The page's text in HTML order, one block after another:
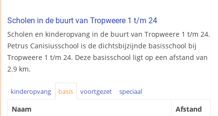
Scholen in de buurt van Tropweere 1 t/m 24
Scholen en kinderopvang in de buurt van Tropweere 1 t/m 24.
Petrus Canisiusschool is de dichtsbijzijnde basisschool bij
Tropweere 1 t/m 24. Deze basisschool ligt op een afstand van
2.9 km.
kinderopvang basis voortgezet speciaal
Naam Afstand